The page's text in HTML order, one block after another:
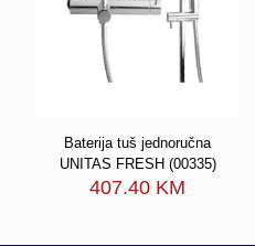
Baterija tuš jednoručna
UNITAS FRESH (00335)
407.40 KM